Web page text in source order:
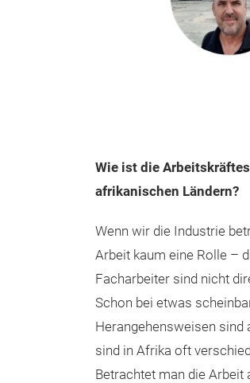
Wie ist die
afrikanischen Ländern?
Wenn wir die Industrie
Arbeit kaum eine Rolle –
Facharbeiter sind nicht
Schon bei etwas
Herangehensweisen sind
sind in Afrika oft
Betrachtet man die Arbeit